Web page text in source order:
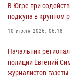
генерала армии
05 августа 2026, 11:31
нарушителей ПДД
05 августа 2026, 11:14
В Югре при
подкупа в крупном
10 июля 2026, 06:18
Начальник
полиции Евгений
журналистов